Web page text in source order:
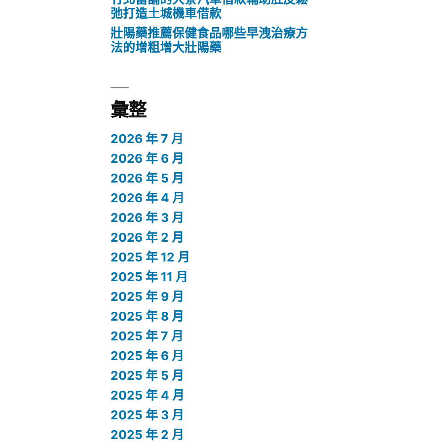
弛打造土城機車借款
壯陽藥推薦保健食品哪些早洩治療方
法的增粗增大壯陽藥
彙整
2026 年 7 月
2026 年 6 月
2026 年 5 月
2026 年 4 月
2026 年 3 月
2026 年 2 月
2025 年 12 月
2025 年 11 月
2025 年 9 月
2025 年 8 月
2025 年 7 月
2025 年 6 月
2025 年 5 月
2025 年 4 月
2025 年 3 月
2025 年 2 月